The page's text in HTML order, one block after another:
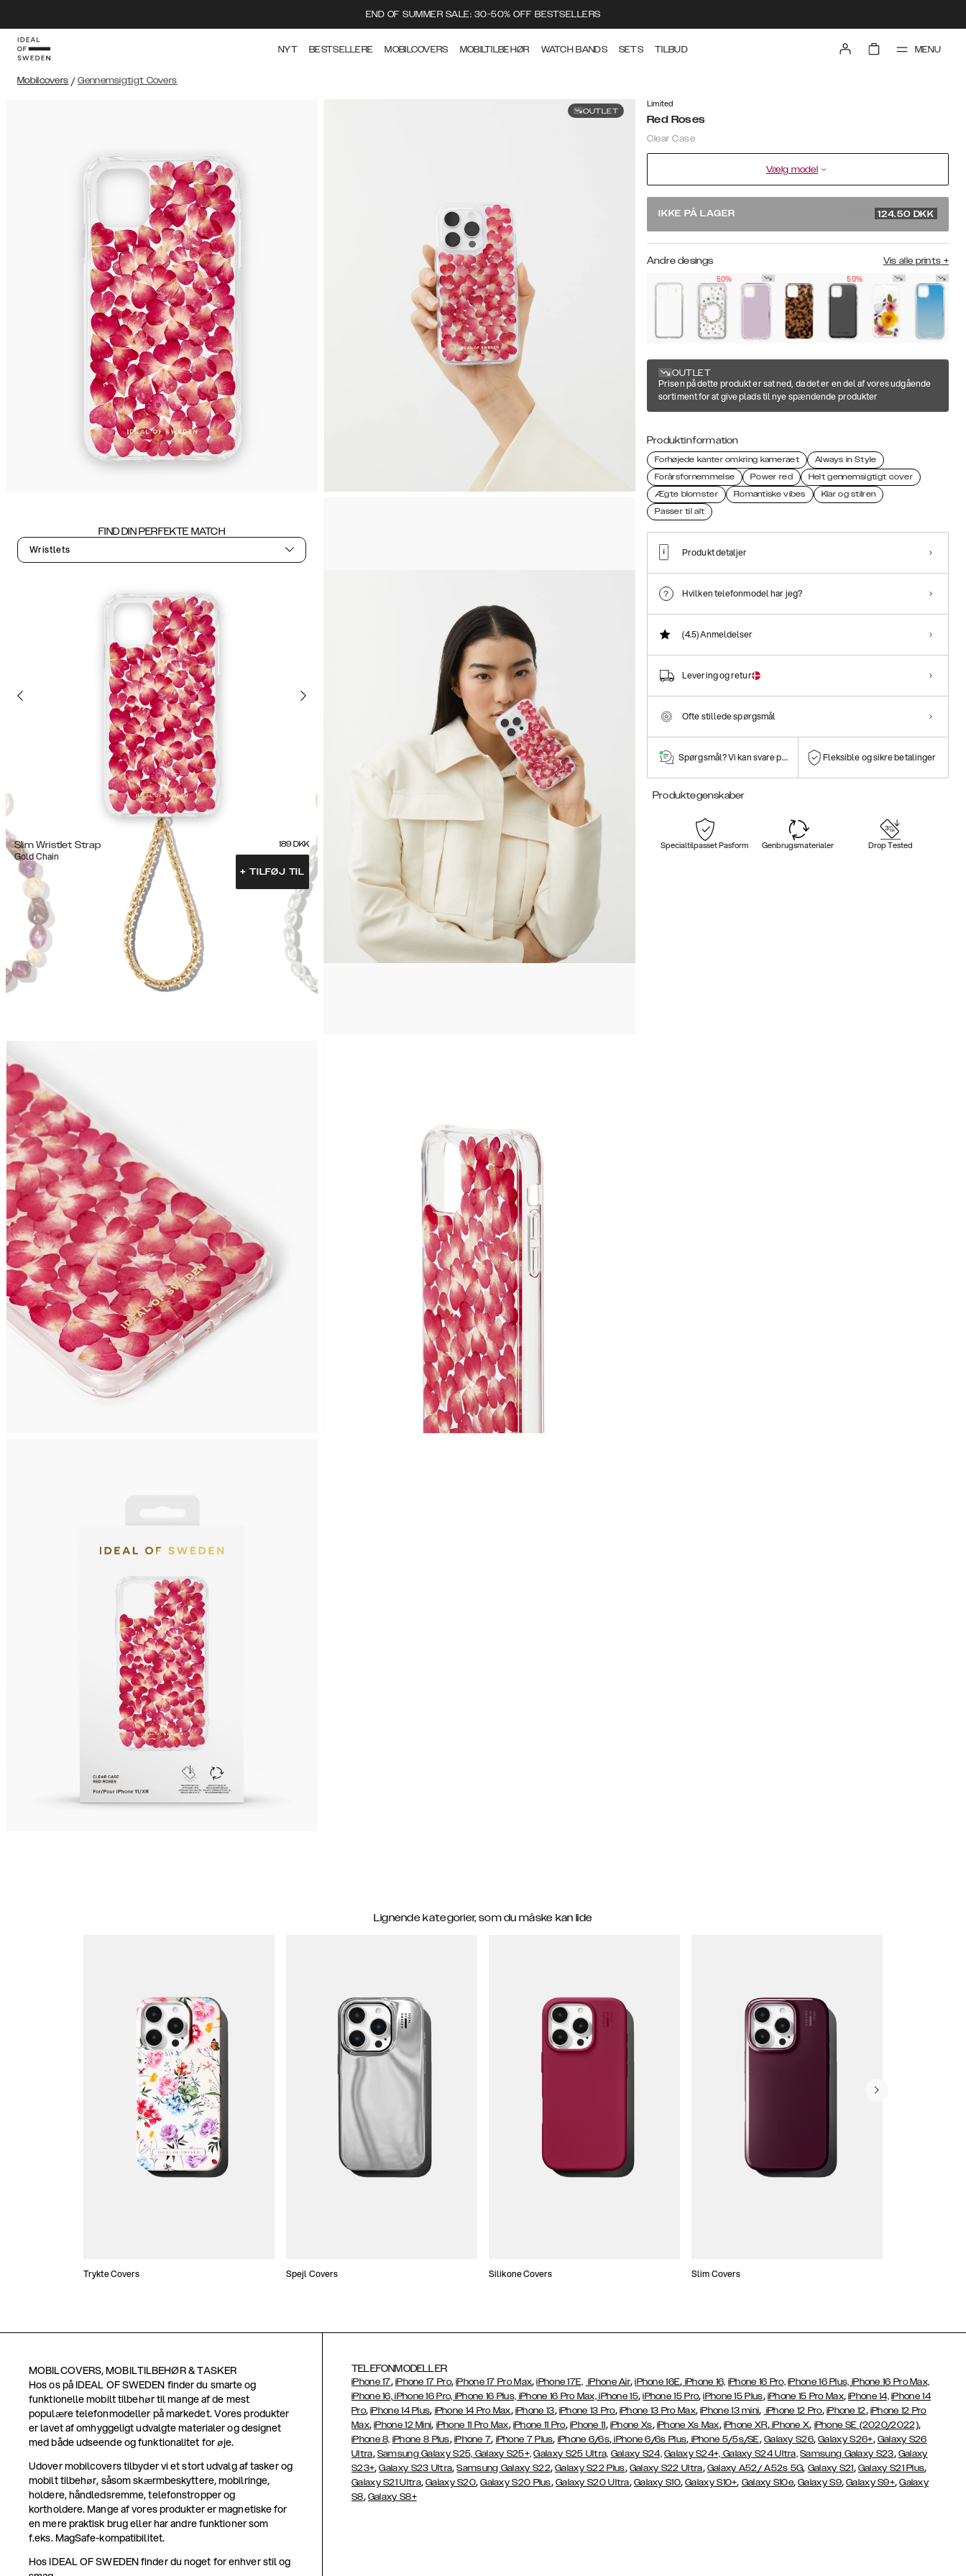
END OF SUMMER SALE: 30-50% OFF BESTSELLERS
NYT BESTSELLERE MOBILCOVERS MOBILTILBEHØR WATCH BANDS SETS TILBUD MENU
Mobilcovers / Gennemsigtigt Covers
OUTLET
FIND DIN PERFEKTE MATCH
Wristlets
Slim Wristlet Strap
Gold Chain
189 DKK
+ TILFØJ TIL
Limited
Red Roses
Clear Case
Vælg model
IKKE PÅ LAGER 124.50 DKK
Andre desings Vis alle prints +
50%
50%
OUTLET
Prisen på dette produkt er sat ned, da det er en del af vores udgående
sortiment for at give plads til nye spændende produkter
Produktinformation
Forhøjede kanter omkring kameraet
Always in Style
Forårsfornemmelse
Power red
Helt gennemsigtigt cover
Ægte blomster
Romantiske vibes
Klar og stilren
Passer til alt
Produkt detaljer
Hvilken telefonmodel har jeg?
(4.5)Anmeldelser
Levering og retur
Ofte stillede spørgsmål
Spørgsmål? Vi kan svare på dem! Fleksible og sikre betalinger
Produktegenskaber
Specialtilpasset Pasform Genbrugsmaterialer Drop Tested
Lignende kategorier, som du måske kan lide
Trykte Covers Spejl Covers Silikone Covers Slim Covers
MOBILCOVERS, MOBILTILBEHØR & TASKER
Hos os på IDEAL OF SWEDEN finder du smarte og
funktionelle mobilt tilbehør til mange af de mest
populære telefonmodeller på markedet. Vores produkter
er lavet af omhyggeligt udvalgte materialer og designet
med både udseende og funktionalitet for øje.
Udover mobilcovers tilbyder vi et stort udvalg af tasker og
mobilt tilbehør, såsom skærmbeskyttere, mobilringe,
holdere, håndledsremme, telefonstropper og
kortholdere. Mange af vores produkter er magnetiske for
en mere praktisk brug eller har andre funktioner som
f.eks. MagSafe-kompatibilitet.
Hos IDEAL OF SWEDEN finder du noget for enhver stil og
TELEFONMODELLER
iPhone 17, iPhone 17 Pro,iPhone 17 Pro Max,iPhone 17E, iPhone Air,iPhone 16E, iPhone 16, iPhone 16 Pro, iPhone 16 Plus, iPhone 16 Pro Max,
iPhone 16, iPhone 16 Pro, iPhone 16 Plus, iPhone 16 Pro Max, iPhone 15,iPhone 15 Pro,iPhone 15 Plus, iPhone 15 Pro Max,iPhone 14, iPhone 14
Pro,iPhone 14 Plus, iPhone 14 Pro Max, iPhone 13, iPhone 13 Pro, iPhone 13 Pro Max,iPhone 13 mini, iPhone 12 Pro, iPhone 12, iPhone 12 Pro
Max,iPhone 12 Mini, iPhone 11 Pro Max, iPhone 11 Pro, iPhone 11, iPhone Xs, iPhone Xs Max, iPhone XR,iPhone X, iPhone SE (2020/2022),
iPhone 8, iPhone 8 Plus, iPhone 7, iPhone 7 Plus, iPhone 6/6s, iPhone 6/6s Plus, iPhone 5/5s/SE, Galaxy S26,Galaxy S26+, Galaxy S26
Ultra, Samsung Galaxy S25, Galaxy S25+, Galaxy S25 Ultra, Galaxy S24, Galaxy S24+, Galaxy S24 Ultra, Samsung Galaxy S23, Galaxy
S23+,Galaxy S23 Ultra,Samsung Galaxy S22,Galaxy S22 Plus, Galaxy S22 Ultra, Galaxy A52/ A52s 5G, Galaxy S21, Galaxy S21 Plus,
Galaxy S21 Ultra,Galaxy S20,Galaxy S20 Plus, Galaxy S20 Ultra, Galaxy S10,Galaxy S10+, Galaxy S10e,Galaxy S9,Galaxy S9+,Galaxy
S8, Galaxy S8+